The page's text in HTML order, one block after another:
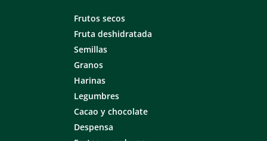
Frutos secos
Fruta deshidratada
Semillas
Granos
Harinas
Legumbres
Cacao y chocolate
Despensa